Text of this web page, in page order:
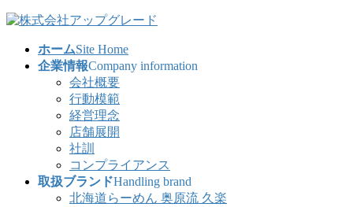
コ
ナ
ホームSite Home
企業情報Company information
会社概要
行動模範
経営理念
店舗展開
社訓
コンプライアンス
取扱ブランドHandling brand
北海道らーめん 奥原流 久楽